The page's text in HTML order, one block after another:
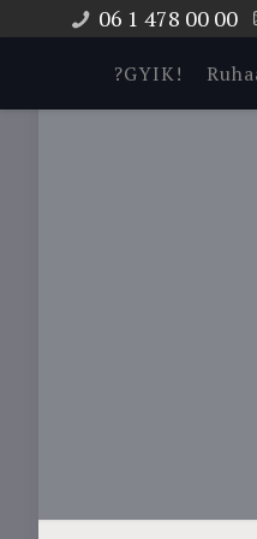
06 1 478 00 00
?GYIK!